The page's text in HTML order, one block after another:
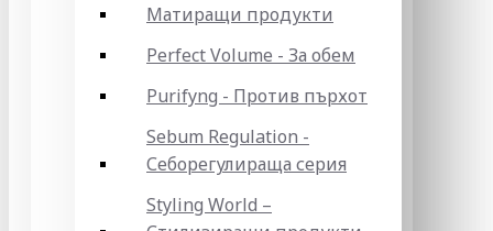
Матиращи продукти
Perfect Volume - За обем
Purifyng - Против пърхот
Sebum Regulation -
Себорегулираща серия
Styling World –